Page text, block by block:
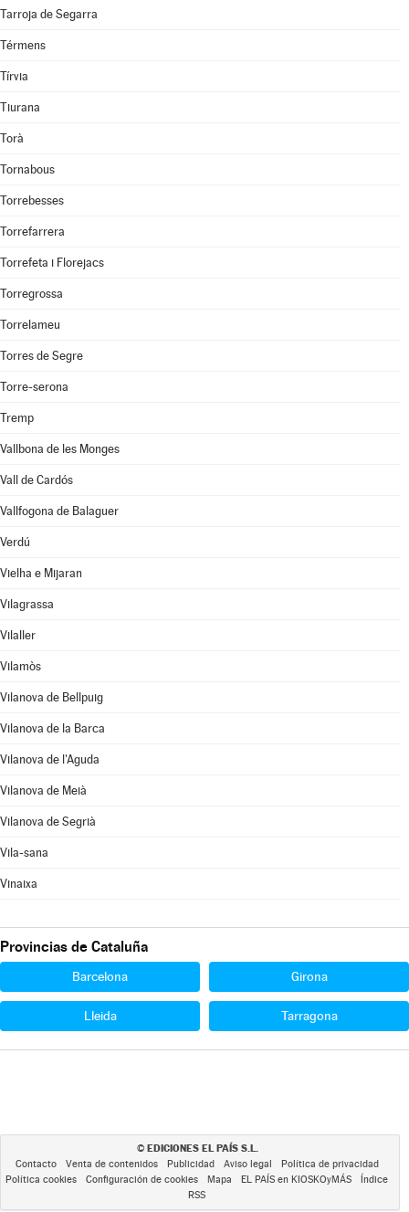
Tarroja de Segarra
Térmens
Tírvia
Tiurana
Torà
Tornabous
Torrebesses
Torrefarrera
Torrefeta i Florejacs
Torregrossa
Torrelameu
Torres de Segre
Torre-serona
Tremp
Vallbona de les Monges
Vall de Cardós
Vallfogona de Balaguer
Verdú
Vielha e Mijaran
Vilagrassa
Vilaller
Vilamòs
Vilanova de Bellpuig
Vilanova de la Barca
Vilanova de l'Aguda
Vilanova de Meià
Vilanova de Segrià
Vila-sana
Vinaixa
Provincias de Cataluña
Barcelona Girona
Lleida Tarragona
© EDICIONES EL PAÍS S.L.
Contacto Venta de contenidos Publicidad Aviso legal
Política de privacidad
Política cookies
Configuración de cookies Mapa EL PAÍS en KIOSKOyMÁS
Índice
RSS